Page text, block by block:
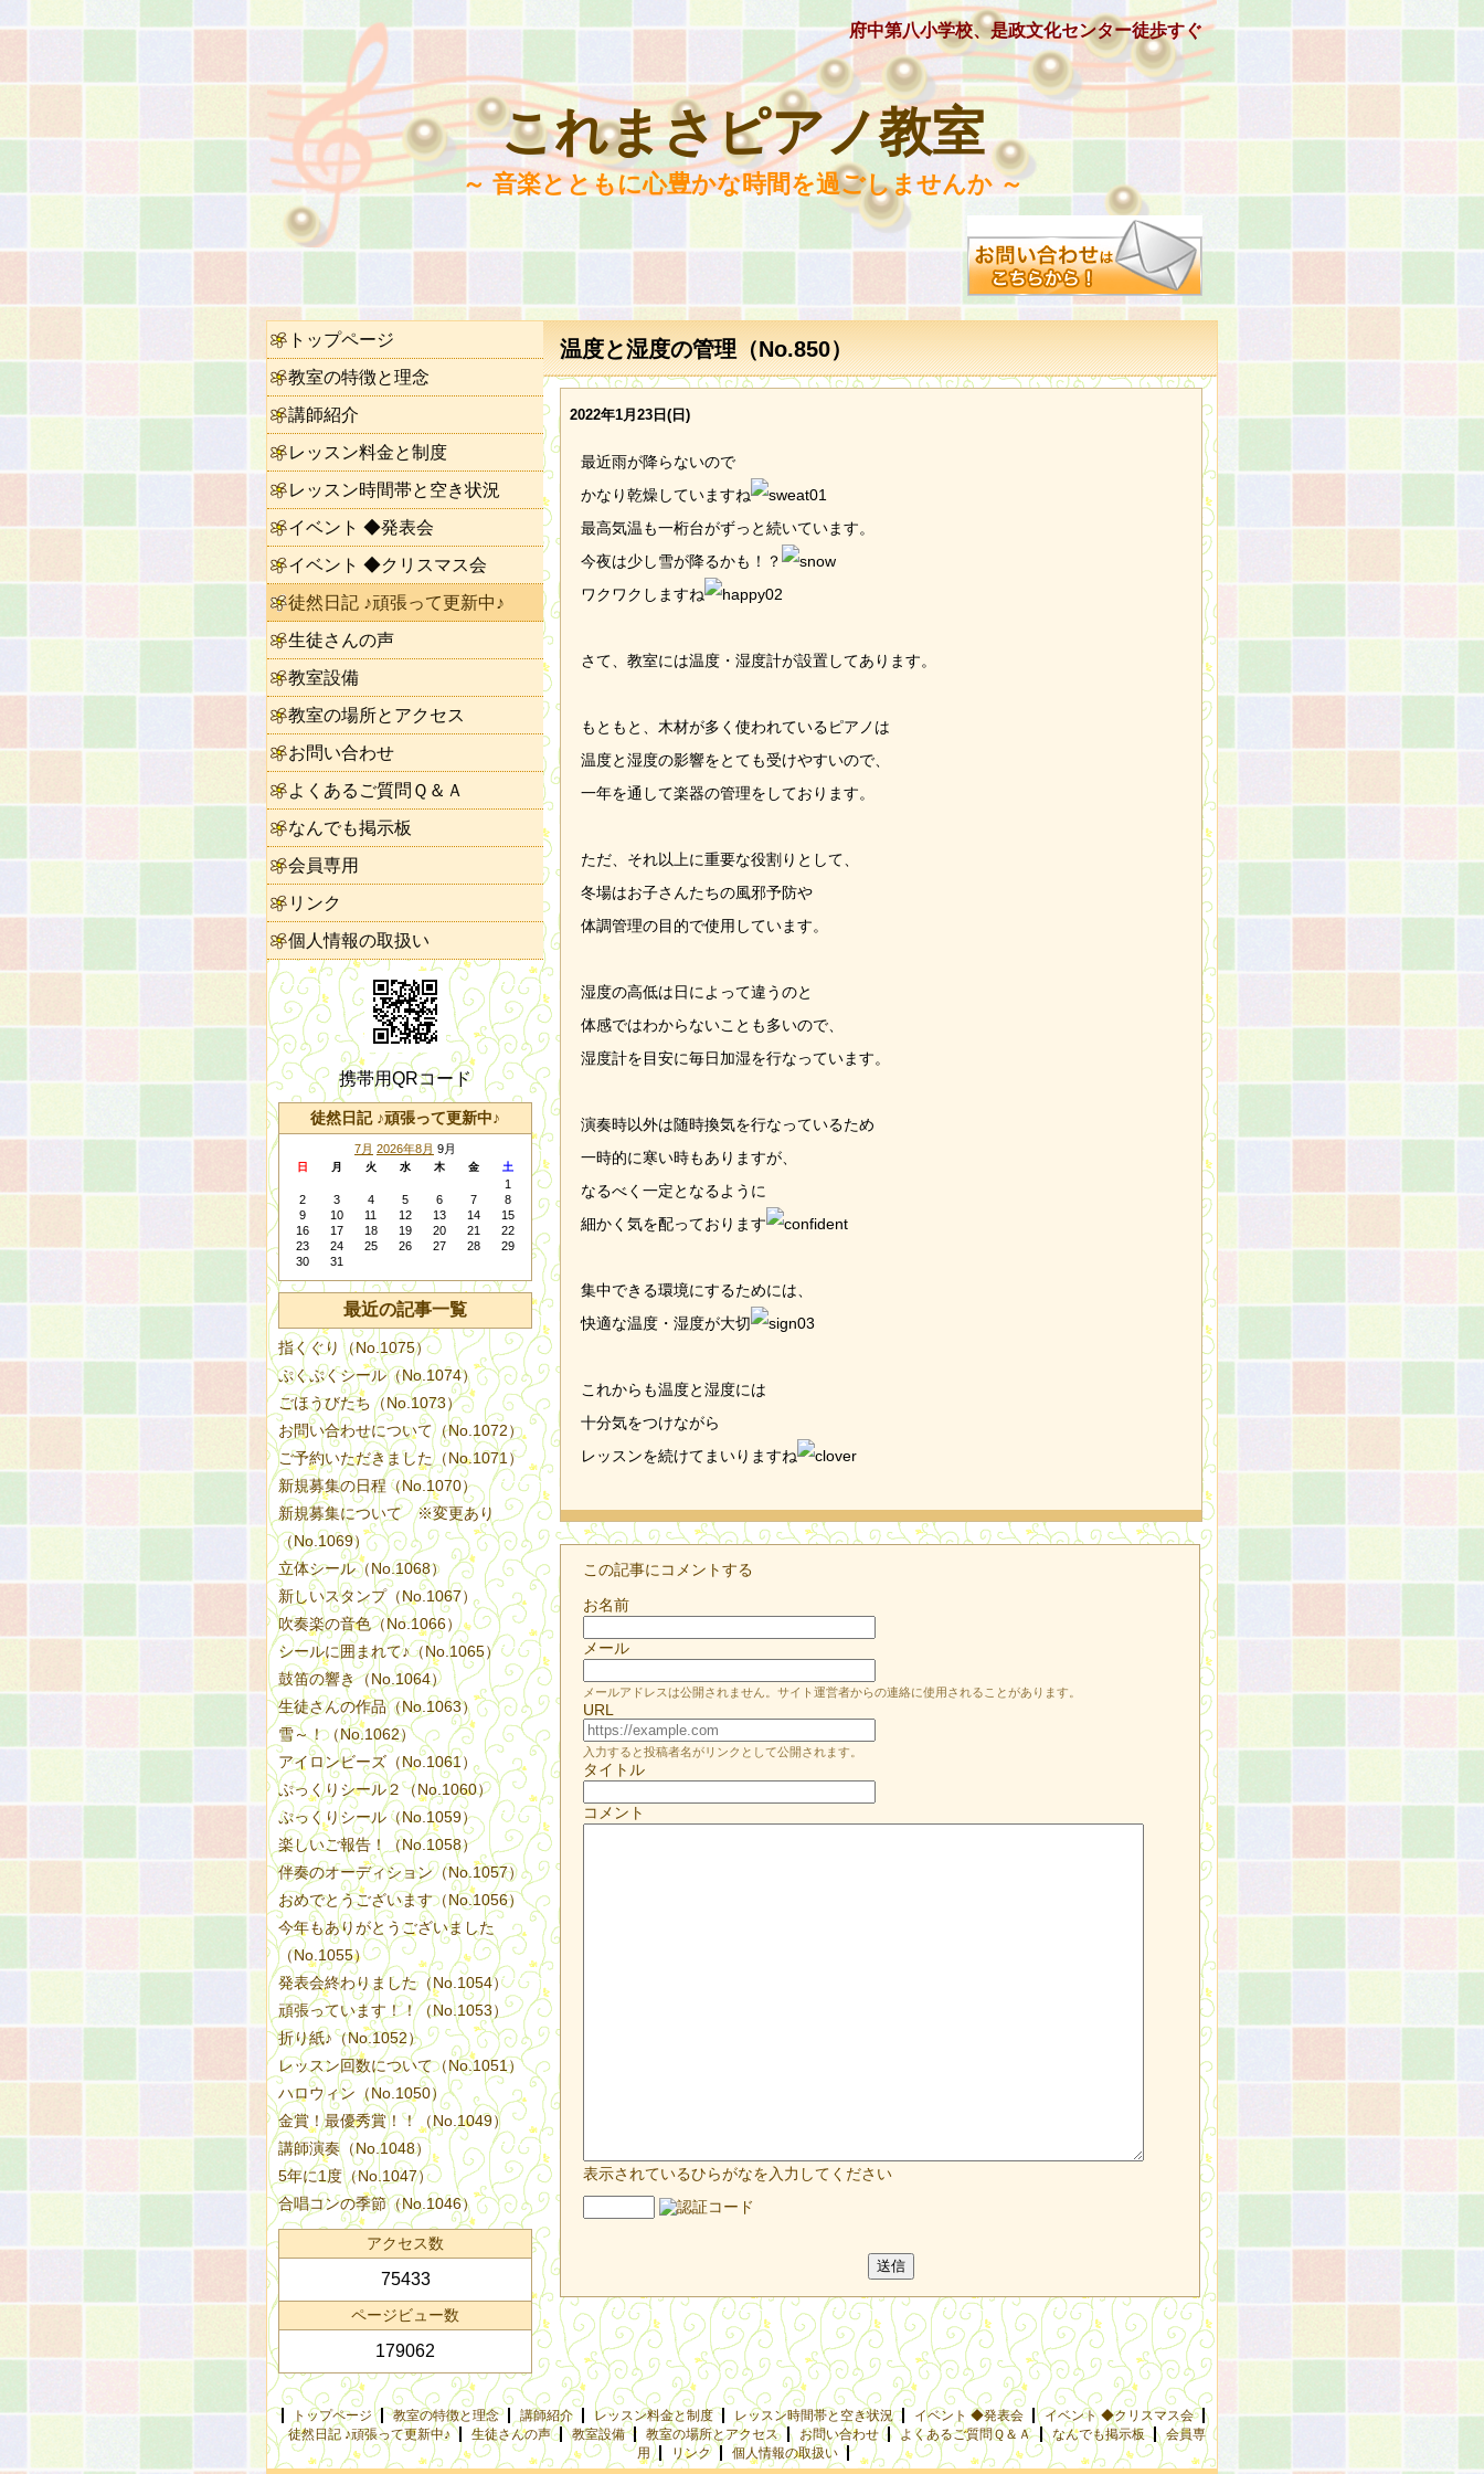
府中第八小学校、是政文化センター徒歩すぐ
これまさピアノ教室
～ 音楽とともに心豊かな時間を過ごしませんか ～
温度と湿度の管理（No.850）
2022年1月23日(日)
最近雨が降らないので
かなり乾燥していますね
最高気温も一桁台がずっと続いています。
今夜は少し雪が降るかも！？
ワクワクしますね
さて、教室には温度・湿度計が設置してあります。
もともと、木材が多く使われているピアノは
温度と湿度の影響をとても受けやすいので、
一年を通して楽器の管理をしております。
ただ、それ以上に重要な役割りとして、
冬場はお子さんたちの風邪予防や
体調管理の目的で使用しています。
湿度の高低は日によって違うのと
体感ではわからないことも多いので、
湿度計を目安に毎日加湿を行なっています。
演奏時以外は随時換気を行なっているため
一時的に寒い時もありますが、
なるべく一定となるように
細かく気を配っております
集中できる環境にするためには、
快適な温度・湿度が大切
これからも温度と湿度には
十分気をつけながら
レッスンを続けてまいりますね
この記事にコメントする
お名前
メール
メールアドレスは公開されません。サイト運営者からの連絡に使用されることがあります。
URL
入力すると投稿者名がリンクとして公開されます。
タイトル
コメント
表示されているひらがなを入力してください
トップページ
教室の特徴と理念
講師紹介
レッスン料金と制度
レッスン時間帯と空き状況
イベント ◆発表会
イベント ◆クリスマス会
徒然日記 ♪頑張って更新中♪
生徒さんの声
教室設備
教室の場所とアクセス
お問い合わせ
よくあるご質問Ｑ＆Ａ
なんでも掲示板
会員専用
リンク
個人情報の取扱い
携帯用QRコード
徒然日記 ♪頑張って更新中♪
7月 2026年8月 9月
日 月 火 水 木 金 土
1
2
3 4 5 6 7
8
9
10 11 12 13 14
15
16
17 18 19 20 21
22
23
24 25 26 27 28
29
30
31
最近の記事一覧
指くぐり（No.1075）
ぷくぷくシール（No.1074）
ごほうびたち（No.1073）
お問い合わせについて（No.1072）
ご予約いただきました（No.1071）
新規募集の日程（No.1070）
新規募集について ※変更あり
（No.1069）
立体シール（No.1068）
新しいスタンプ（No.1067）
吹奏楽の音色（No.1066）
シールに囲まれて♪（No.1065）
鼓笛の響き（No.1064）
生徒さんの作品（No.1063）
雪～！（No.1062）
アイロンビーズ（No.1061）
ぷっくりシール２（No.1060）
ぷっくりシール（No.1059）
楽しいご報告！（No.1058）
伴奏のオーディション（No.1057）
おめでとうございます（No.1056）
今年もありがとうございました
（No.1055）
発表会終わりました（No.1054）
頑張っています！！（No.1053）
折り紙♪（No.1052）
レッスン回数について（No.1051）
ハロウィン（No.1050）
金賞！最優秀賞！！（No.1049）
講師演奏（No.1048）
5年に1度（No.1047）
合唱コンの季節（No.1046）
アクセス数
75433
ページビュー数
179062
トップページ 教室の特徴と理念 講師紹介 レッスン料金と制度 レッスン時間帯と空き状況 イベント ◆発表会
イベント ◆クリスマス会
徒然日記 ♪頑張って更新中♪
生徒さんの声 教室設備 教室の場所とアクセス お問い合わせ よくあるご質問Ｑ＆Ａ なんでも掲示板
会員専
用
リンク 個人情報の取扱い